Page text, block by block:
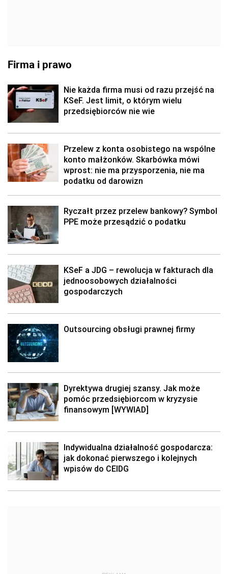
Firma i prawo
Nie każda firma musi od razu przejść na
KSeF. Jest limit, o którym wielu
przedsiębiorców nie wie
Przelew z konta osobistego na wspólne
konto małżonków. Skarbówka mówi
wprost: nie ma przysporzenia, nie ma
podatku od darowizn
Ryczałt przez przelew bankowy? Symbol
PPE może przesądzić o podatku
KSeF a JDG – rewolucja w fakturach dla
jednoosobowych działalności
gospodarczych
Outsourcing obsługi prawnej firmy
Dyrektywa drugiej szansy. Jak może
pomóc przedsiębiorcom w kryzysie
finansowym [WYWIAD]
Indywidualna działalność gospodarcza:
jak dokonać pierwszego i kolejnych
wpisów do CEIDG